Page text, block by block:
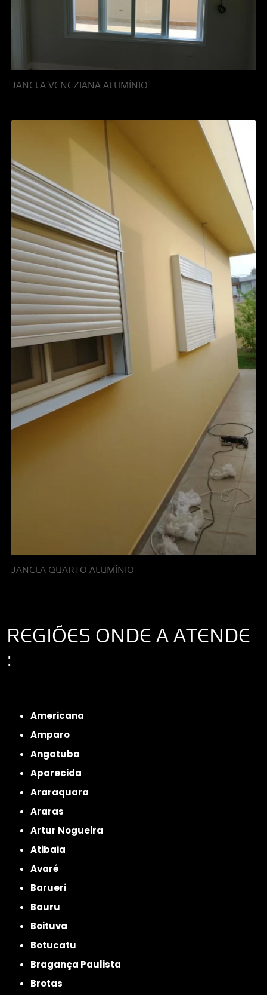
JANELA VENEZIANA ALUMÍNIO
JANELA QUARTO ALUMÍNIO
REGIÕES ONDE A ATENDE
:
Americana
Amparo
Angatuba
Aparecida
Araraquara
Araras
Artur Nogueira
Atibaia
Avaré
Barueri
Bauru
Boituva
Botucatu
Bragança Paulista
Brotas